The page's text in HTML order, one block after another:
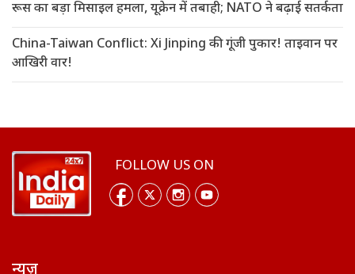
रूस का बड़ा मिसाइल हमला, यूक्रेन में तबाही; NATO ने बढ़ाई सतर्कता
China-Taiwan Conflict: Xi Jinping की गूंजी पुकार! ताइवान पर
आखिरी वार!
FOLLOW US ON
न्यूज़